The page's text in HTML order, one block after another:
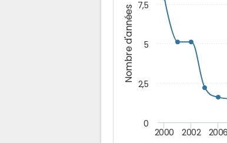
Nombre d'années
2000 2002 2006
0
2,5
5
7,5